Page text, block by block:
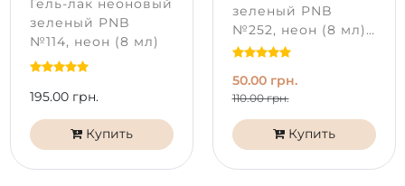
Гель-лак неоновый
зеленый PNB
№114, неон (8 мл)
195.00 грн.
Купить
зеленый PNB
№252, неон (8 мл),
черный флакон
50.00 грн.
110.00 грн.
Купить